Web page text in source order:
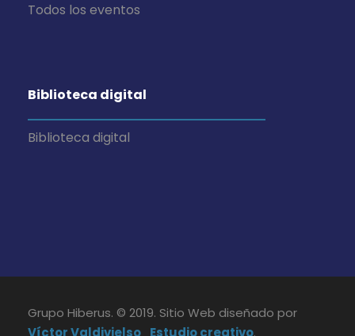
Todos los eventos
Biblioteca digital
Biblioteca digital
Grupo Hiberus. © 2019. Sitio Web diseñado por
Víctor Valdivielso_Estudio creativo.